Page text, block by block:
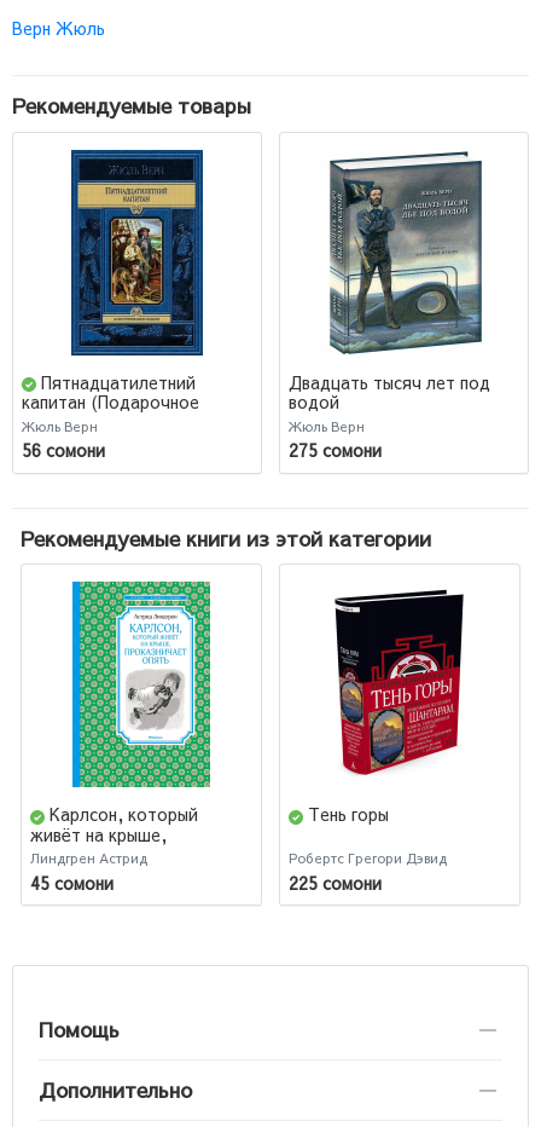
Верн Жюль
Рекомендуемые товары
Пятнадцатилетний
капитан (Подарочное
издание)
Жюль Верн
56 сомони
Двадцать тысяч лет под
водой
Жюль Верн
275 сомони
Рекомендуемые книги из этой категории
Карлсон, который
живёт на крыше,
проказничает опять
Линдгрен Астрид
45 сомони
Тень горы
Робертс Грегори Дэвид
225 сомони
Помощь
Дополнительно